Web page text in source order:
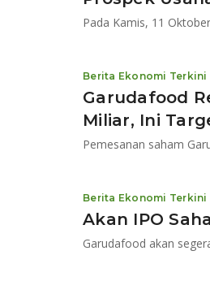
Garudafood
Miliar, Ini
Berita Ekonomi Terkini
Akan IPO
Garudafood akan
Berita Ekonomi Terkini